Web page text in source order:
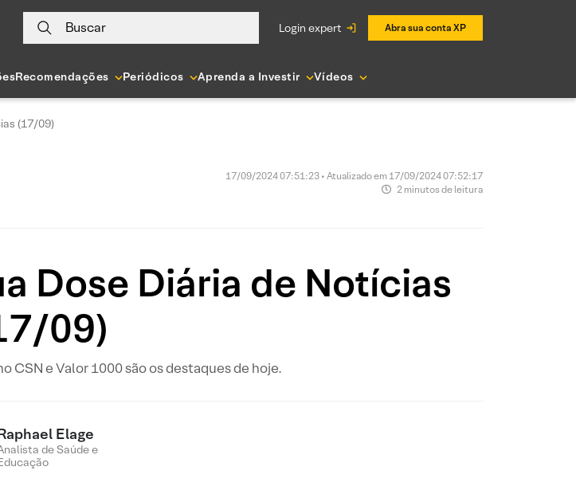
Buscar login expert Abra sua conta XP
Recomendações Periódicos Aprenda a Investir Vídeos
(17/09)
17/09/2024 07:51:23 • Atualizado em 17/09/2024 07:52:17
2 minutos de leitura
Dose Diária de Notícias
09)
CSN e Valor 1000 são os destaques de hoje.
Elage
de Saúde e